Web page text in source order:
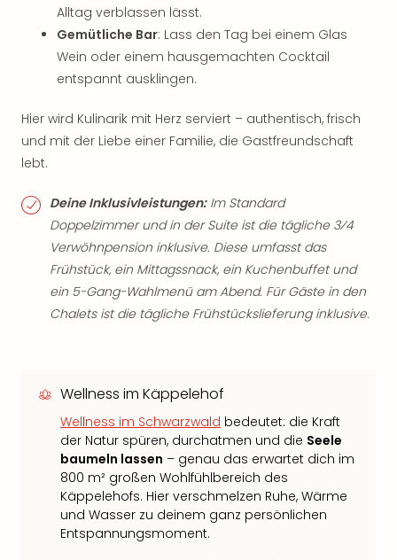
Alltag verblassen lässt.
Gemütliche Bar: Lass den Tag bei einem Glas
Wein oder einem hausgemachten Cocktail
entspannt ausklingen.
Hier wird Kulinarik mit Herz serviert – authentisch, frisch
und mit der Liebe einer Familie, die Gastfreundschaft
lebt.
Deine Inklusivleistungen:Im Standard
Doppelzimmer und in der Suite ist die tägliche 3⁄4
Verwöhnpension inklusive. Diese umfasst das
Frühstück, ein Mittagssnack, ein Kuchenbuffet und
ein 5-Gang-Wahlmenü am Abend. Für Gäste in den
Chalets ist die tägliche Frühstückslieferung inklusive.
Wellness im Käppelehof
Wellness im Schwarzwald bedeutet: die Kraft
der Natur spüren, durchatmen und die Seele
baumeln lassen – genau das erwartet dich im
800 m² großen Wohlfühlbereich des
Käppelehofs. Hier verschmelzen Ruhe, Wärme
und Wasser zu deinem ganz persönlichen
Entspannungsmoment.